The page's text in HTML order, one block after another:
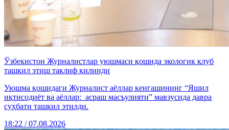
Ўзбекистон Журналистлар уюшмаси қошида экологик клуб
ташкил этиш таклиф қилинди
Уюшма қошидаги Журналист аёллар кенгашининг “Яшил
иқтисодиёт ва аёллар: асраш масъулияти” мавзусида давра
суҳбати ташкил этилди.
18:22 / 07.08.2026